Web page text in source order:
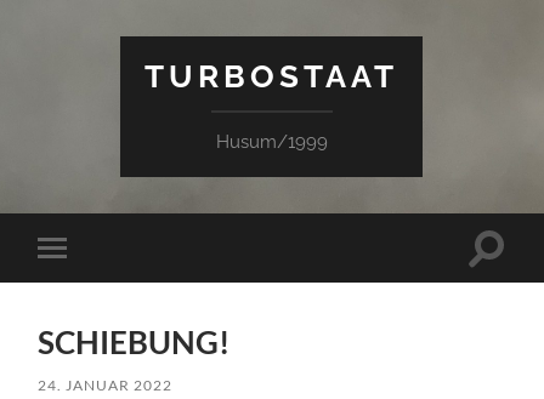
TURBOSTAAT
Husum/1999
Mobile-
Menü
SCHIEBUNG!
24. JANUAR 2022